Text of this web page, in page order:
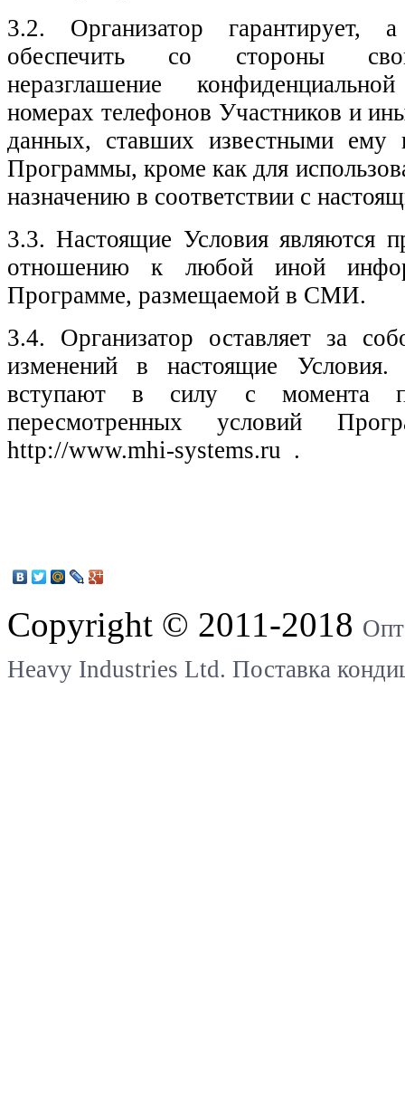
3.2. Организатор гарантирует,
обеспечить со стороны
неразглашение
номерах телефонов Участников и
данных, ставших известными ему
Программы, кроме как для
назначению в соответствии с
3.3. Настоящие Условия являются
отношению к любой иной
Программе, размещаемой в СМИ.
3.4. Организатор оставляет за
изменений в настоящие
вступают в силу с момента
пересмотренных условий
http://www.mhi-systems.ru .
Copyright © 2011-2018
Heavy Industries Ltd. Поставка